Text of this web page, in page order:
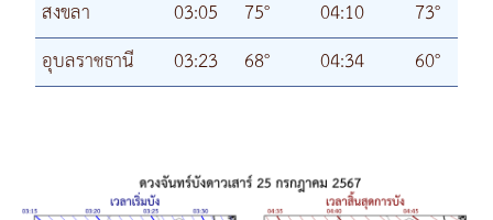
สงขลา
03:05 75° 04:10
73°
อุบลราชธานี
03:23 68° 04:34 60°